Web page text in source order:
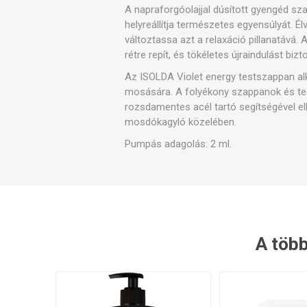
A napraforgóolajjal dúsított gyengéd
helyreállítja természetes egyensúlyát.
változtassa azt a relaxáció pillanatává.
rétre repít, és tökéletes újraindulást
Az ISOLDA Violet energy testszappan
mosására. A folyékony szappanok és
rozsdamentes acél tartó segítségével
mosdókagyló közelében.
Pumpás adagolás: 2 ml.
A